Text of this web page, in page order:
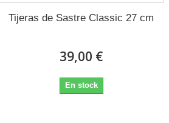
Tijeras de Sastre Classic 27 cm
39,00 €
En stock